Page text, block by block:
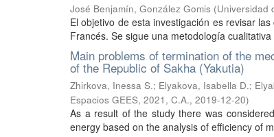
José Benjamín, González Gomis (Universidad
El objetivo de esta investigación es revisar
Francés. Se sigue una metodología
Main problems of termination of the
of the Republic of Sakha (Yakutia)
Zhirkova, Inessa S.; Elyakova, Isabella D.;
Espacios GEES, 2021, C.A., 2019-12-20)
As a result of the study there was
energy based on the analysis of efficiency of